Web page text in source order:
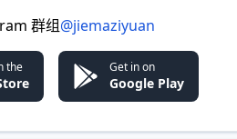
群组@jiemaziyuan
the Get in on
Google Play